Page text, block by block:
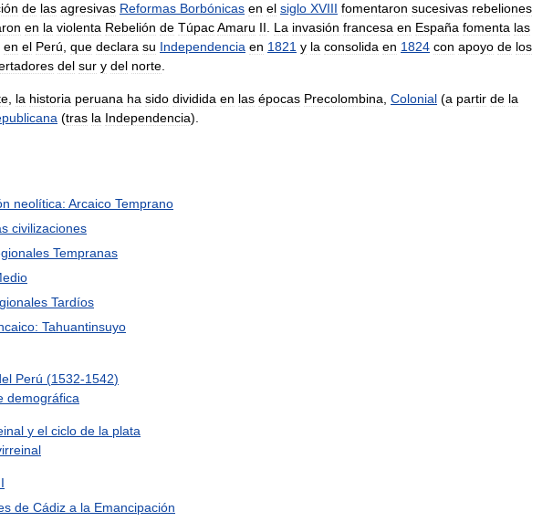
de las agresivas Reformas Borbónicas en el siglo XVIII fomentaron sucesivas rebeliones
en la violenta Rebelión de TúpacAmaru II La invasión francesa en España fomenta las
en el Perú que declara su Independencia en 1821 y la consolida en 1824 con apoyo de los
del sur y del norte
la historia peruana ha sido dividida en las épocas Precolombina Colonial (a partir de la
(tras la Independencia).
neolítica: Arcaico Temprano
civilizaciones
Tempranas
Tardíos
Tahuantinsuyo
Perú (1532-1542)
demográfica
y el ciclo de la plata
de Cádiz a la Emancipación